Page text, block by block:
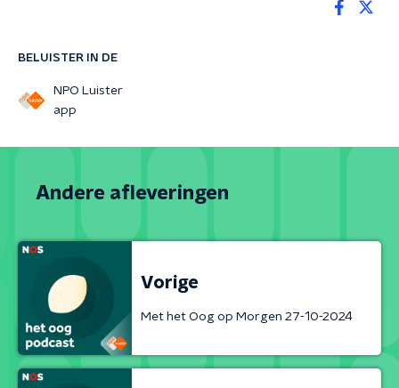
BELUISTER IN DE
NPO Luister
app
Andere afleveringen
Vorige
Met het Oog op Morgen 27-10-2024